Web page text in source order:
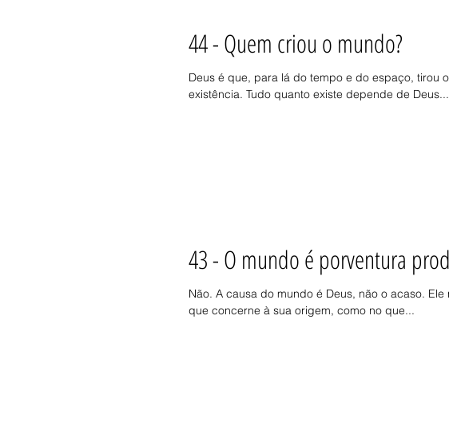
44 - Quem criou o mundo?
Deus é que, para lá do tempo e do espaço, tirou
existência. Tudo quanto existe depende de Deus...
43 - O mundo é porventura
Não. A causa do mundo é Deus, não o acaso.
que concerne à sua origem, como no que...